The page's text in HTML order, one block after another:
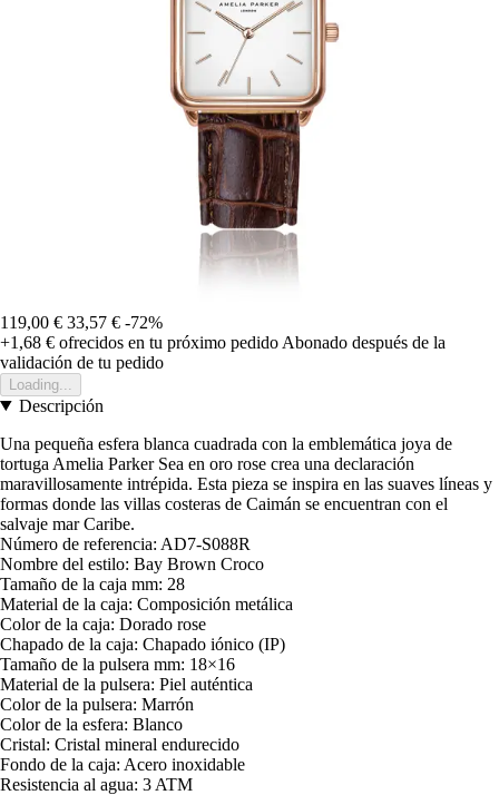
119,00 € 33,57 € -72%
+1,68 € ofrecidos en tu próximo pedido Abonado después de la
validación de tu pedido
Loading...
Descripción
Una pequeña esfera blanca cuadrada con la emblemática joya de
tortuga Amelia Parker Sea en oro rose crea una declaración
maravillosamente intrépida. Esta pieza se inspira en las suaves líneas y
formas donde las villas costeras de Caimán se encuentran con el
salvaje mar Caribe.
Número de referencia: AD7-S088R
Nombre del estilo: Bay Brown Croco
Tamaño de la caja mm: 28
Material de la caja: Composición metálica
Color de la caja: Dorado rose
Chapado de la caja: Chapado iónico (IP)
Tamaño de la pulsera mm: 18×16
Material de la pulsera: Piel auténtica
Color de la pulsera: Marrón
Color de la esfera: Blanco
Cristal: Cristal mineral endurecido
Fondo de la caja: Acero inoxidable
Resistencia al agua: 3 ATM